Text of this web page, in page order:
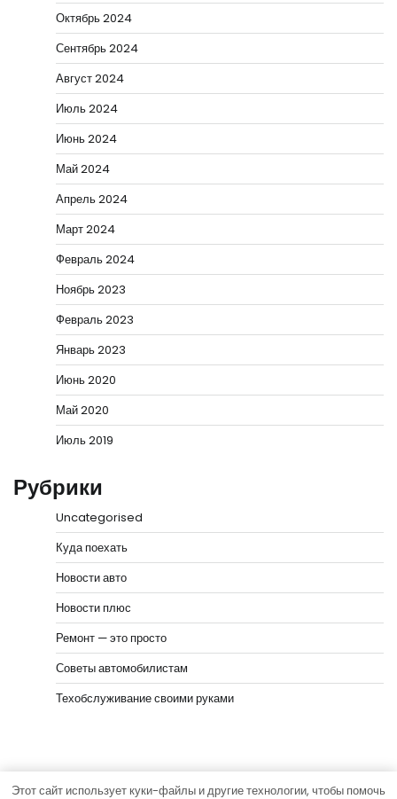
Октябрь 2024
Сентябрь 2024
Август 2024
Июль 2024
Июнь 2024
Май 2024
Апрель 2024
Март 2024
Февраль 2024
Ноябрь 2023
Февраль 2023
Январь 2023
Июнь 2020
Май 2020
Июль 2019
Рубрики
Uncategorised
Куда поехать
Новости авто
Новости плюс
Ремонт — это просто
Советы автомобилистам
Техобслуживание своими руками
Этот сайт использует куки-файлы и другие технологии, чтобы помочь